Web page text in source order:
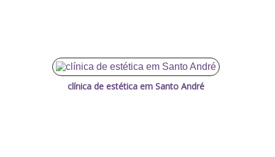
clínica de estética em Santo André